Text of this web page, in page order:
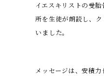
イエスキリストの受
所を生徒が朗読し、
いました。
メッセージは、安積